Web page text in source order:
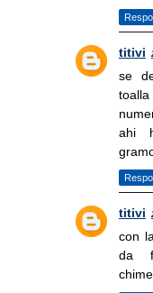
titivi
se
toalla
ahi
titivi
con
da